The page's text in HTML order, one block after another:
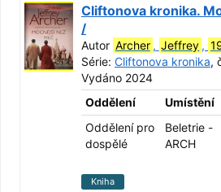
Cliftonova kronika.
/
Autor Archer , Jeffrey ,
Série: Cliftonova kronika,
Vydáno 2024
Oddělení
Umístění
Oddělení pro
dospělé
Beletrie -
ARCH
Kniha